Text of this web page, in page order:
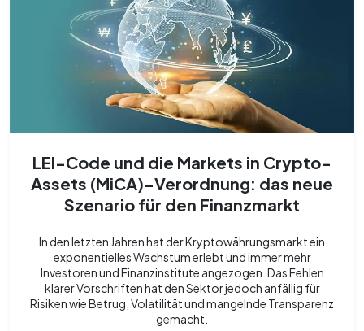
LEI-Code und die Markets in Crypto-
Assets (MiCA)-Verordnung: das neue
Szenario für den Finanzmarkt
In den letzten Jahren hat der Kryptowährungsmarkt ein
exponentielles Wachstum erlebt und immer mehr
Investoren und Finanzinstitute angezogen. Das Fehlen
klarer Vorschriften hat den Sektor jedoch anfällig für
Risiken wie Betrug, Volatilität und mangelnde Transparenz
gemacht.